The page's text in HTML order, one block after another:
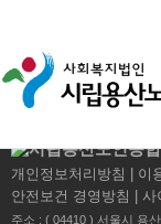
목록
개인정보처리방침 이
안전보건 경영방침
사
주소 : ( 04410 ) 서울시 용